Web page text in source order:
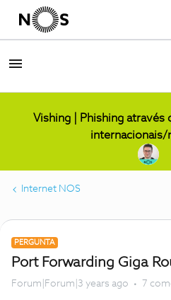
Vishing | Phishing através
internacionais/
Internet NOS
PERGUNTA
Port Forwarding Giga
Forum|Forum|3 years ago 7